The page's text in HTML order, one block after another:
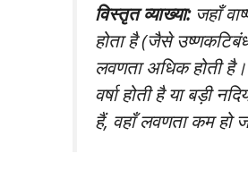
विस्तृत व्याख्या:जहाँ
होता है (जैसे
लवणता अधिक होती है।
वर्षा होती है या बड़ी
हैं, वहाँ लवणता कम हो